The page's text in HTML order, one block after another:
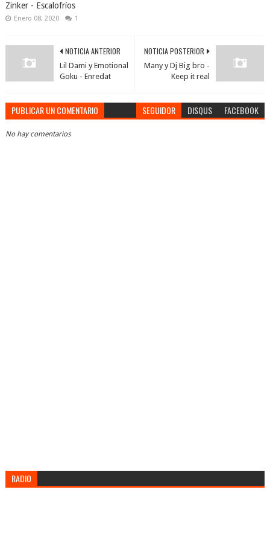
Zinker - Escalofríos
Enero 08, 2020 1
NOTICIA POSTERIOR
Many y Dj Big bro -
Keep it real
NOTICIA ANTERIOR
Lil Dami y Emotional
Goku - Enredat
PUBLICAR UN COMENTARIO SEGUIDOR DISQUS FACEBOOK
No hay comentarios
RADIO